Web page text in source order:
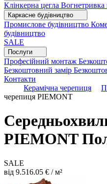
Клінкерна цегла Вогнетривка
Каркасне будівництво
Промислове будівництво
будівництво
SALE
Послуги
Професійний монтаж
Безкоштовний замір
Контакти
Керамічна черепиця
черепиця PIEMONT
PIEMONT
SALE
від 9.516.05 € / м²